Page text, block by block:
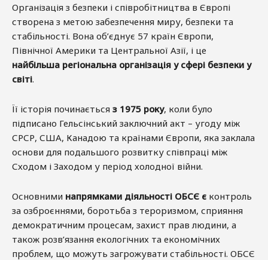
Організація з безпеки і співробітництва в Європі
створена з метою забезпечення миру, безпеки та
стабільності. Вона об’єднує 57 країн Європи,
Північної Америки та Центральної Азії, і це
найбільша регіональна організація у сфері безпеки у
світі.
Її історія починається з 1975 року, коли було
підписано Гельсінський заключний акт – угоду між
СРСР, США, Канадою та країнами Європи, яка заклала
основи для подальшого розвитку співпраці між
Сходом і Заходом у період холодної війни.
Основними напрямками діяльності ОБСЄ є контроль
за озброєннями, боротьба з тероризмом, сприяння
демократичним процесам, захист прав людини, а
також розв’язання екологічних та економічних
проблем, що можуть загрожувати стабільності. ОБСЄ